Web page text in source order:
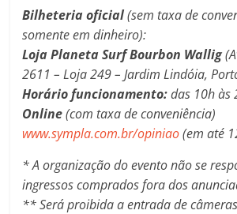
Bilheteria oficial(sem taxa de
somente em dinheiro):
Loja Planeta Surf Bourbon Wallig
2611 – Loja 249 – Jardim Lindóia,
Horário funcionamento:das 10h às
Online(com taxa de conveniência)
www.sympla.com.br/opiniao(em até
* A organização do evento não se
ingressos comprados fora dos
** Será proibida a entrada de câmeras